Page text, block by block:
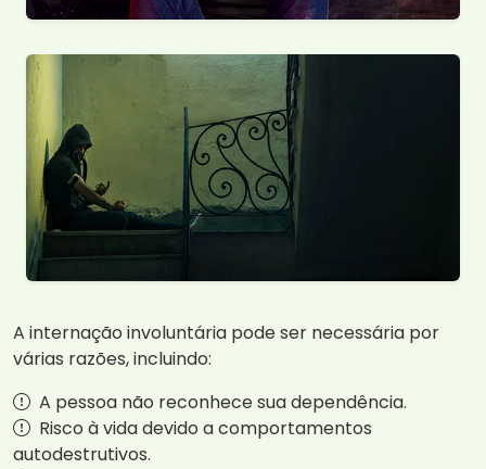
A internação involuntária pode ser necessária por
várias razões, incluindo:
A pessoa não reconhece sua dependência.
Risco à vida devido a comportamentos
autodestrutivos.